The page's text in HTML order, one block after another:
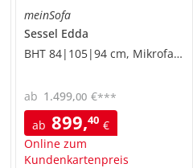
meinSofa
Sessel Edda
BHT 84|105|94 cm, Mikrofaser
ab 899,40 €
Online zum
Kundenkartenpreis
ab 1.499,00 €***